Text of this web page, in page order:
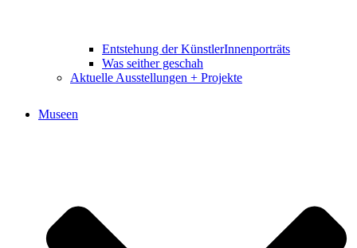
Entstehung der KünstlerInnenporträts
Was seither geschah
Aktuelle Ausstellungen + Projekte
Museen